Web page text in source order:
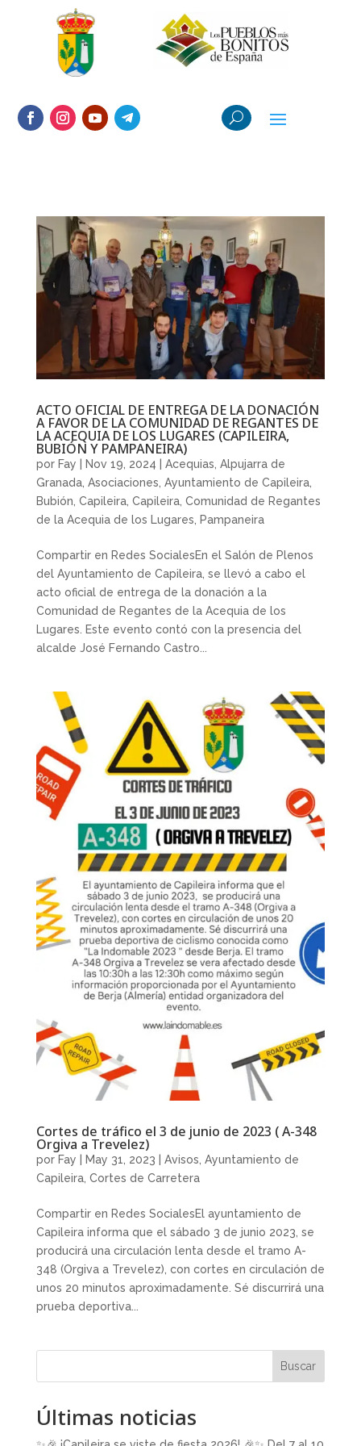
ACTO OFICIAL DE ENTREGA DE LA DONACIÓN
A FAVOR DE LA COMUNIDAD DE REGANTES DE
LA ACEQUIA DE LOS LUGARES (CAPILEIRA,
BUBIÓN Y PAMPANEIRA)
por Fay | Nov 19, 2024 | Acequias Alpujarra de
Granada, Asociaciones Ayuntamiento de Capileira,
Bubión Capileira, Capileira, Comunidad de Regantes
de la Acequia de los Lugares Pampaneira
Compartir en Redes SocialesEn el Salón de Plenos
del Ayuntamiento de Capileira, se llevó a cabo el
acto oficial de entrega de la donación a la
Comunidad de Regantes de la Acequia de los
Lugares. Este evento contó con la presencia del
alcalde José Fernando Castro...
Cortes de tráfico el 3 de junio de 2023 ( A-348
Orgiva a Trevelez)
por Fay May 31, 2023 Avisos, Ayuntamiento de
Capileira, Cortes de Carretera
Compartir en Redes SocialesEl ayuntamiento de
Capileira informa que el sábado 3 de junio 2023, se
producirá una circulación lenta desde el tramo A-
348 (Orgiva a Trevelez), con cortes en circulación de
unos 20 minutos aproximadamente. Sé discurrirá una
prueba deportiva...
Buscar
Últimas noticias